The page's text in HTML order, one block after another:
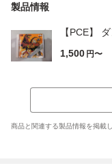
製品情報
【PCE】
1,500 円〜
商品と関連する製品情報を掲載